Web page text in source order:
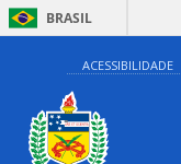
BRASIL
ACESSIBILIDADE